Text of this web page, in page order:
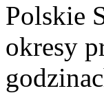
Polskie
okresy